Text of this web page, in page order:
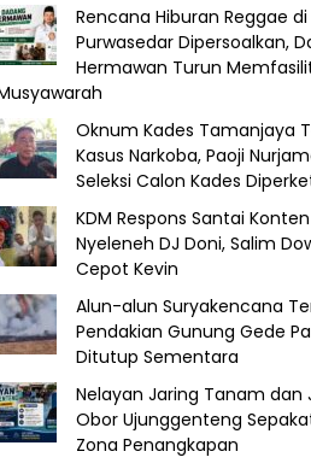
Rencana Hiburan Reggae di
Purwasedar Dipersoalkan,
Hermawan Turun
Oknum Kades Tamanjaya
Kasus Narkoba, Paoji
Seleksi Calon Kades
KDM Respons Santai Konten
Nyeleneh DJ Doni, Salim
Cepot Kevin
Alun-alun Suryakencana
Pendakian Gunung Gede
Ditutup Sementara
Nelayan Jaring Tanam dan
Obor Ujunggenteng
Zona Penangkapan